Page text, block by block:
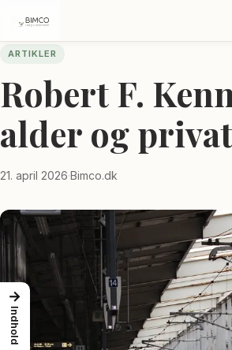
ARTIKLER
Robert F.
alder og
21. april 2026·Bimco.dk
→
Indhold